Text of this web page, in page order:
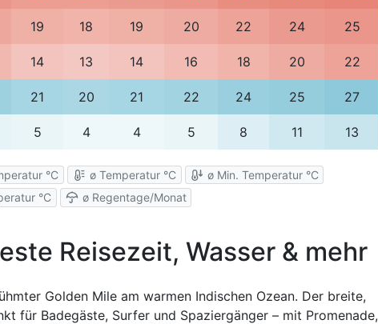
19 18 19 20 22 24 25
14 13 14 16 18 20 22
21 20 21 22 24 25 27
5 4 4 5 8 11 13
°C ø Temperatur °C
ø Min. Temperatur °C
°C
ø Regentage/Monat
Reisezeit, Wasser & mehr
Golden Mile am warmen Indischen Ozean. Der breite,
für Badegäste, Surfer und Spaziergänger – mit Promenade,